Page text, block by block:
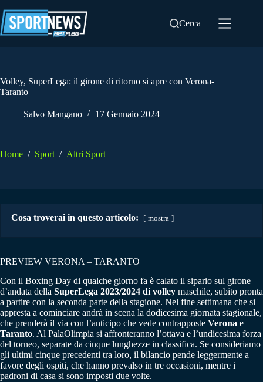
al
contenuto
Cerca
Volley, SuperLega: il girone di ritorno si apre con Verona-
Taranto
Salvo Mangano 17 Gennaio 2024
Home / Sport / Altri Sport
Cosa troverai in questo articolo: mostra
PREVIEW VERONA – TARANTO
Con il Boxing Day di qualche giorno fa è calato il sipario sul girone
d’andata della SuperLega 2023/2024 di volley maschile, subito pronta
a partire con la seconda parte della stagione. Nel fine settimana che si
appresta a cominciare andrà in scena la dodicesima giornata stagionale,
che prenderà il via con l’anticipo che vede contrapposte Verona e
Taranto. Al PalaOlimpia si affronteranno l’ottava e l’undicesima forza
del torneo, separate da cinque lunghezze in classifica. Se consideriamo
gli ultimi cinque precedenti tra loro, il bilancio pende leggermente a
favore degli ospiti, che hanno prevalso in tre occasioni, mentre i
padroni di casa si sono imposti due volte.